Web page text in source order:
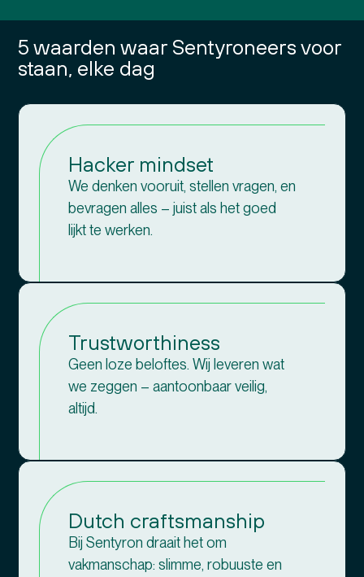
5 waarden waar Sentyroneers voor
staan, elke dag
Hacker mindset
We denken vooruit, stellen vragen, en
bevragen alles – juist als het goed
lijkt te werken.
Trustworthiness
Geen loze beloftes. Wij leveren wat
we zeggen – aantoonbaar veilig,
altijd.
Dutch craftsmanship
Bij Sentyron draait het om
vakmanschap: slimme, robuuste en